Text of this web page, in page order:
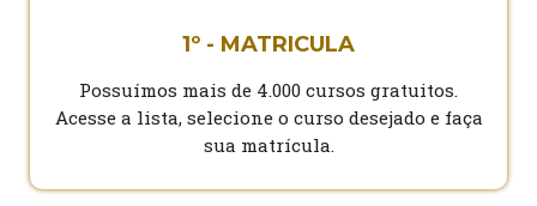
1º - MATRICULA
Possuímos mais de 4.000 cursos gratuitos.
Acesse a lista, selecione o curso desejado e faça
sua matrícula.